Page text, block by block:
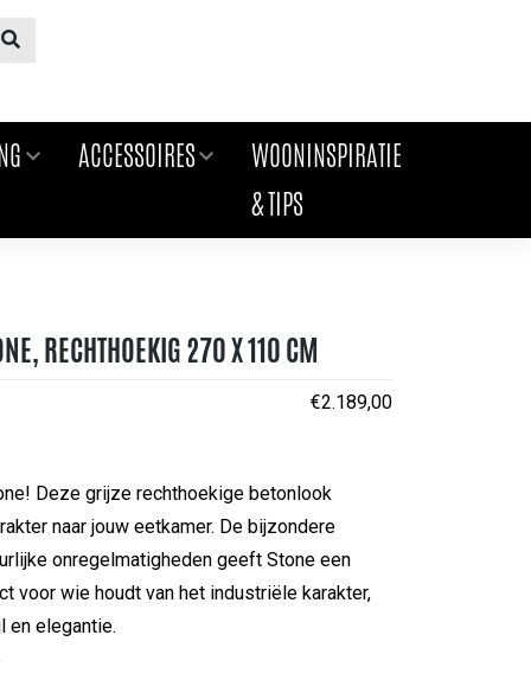
ACCESSOIRES
WOONINSPIRATIE
& TIPS
RECHTHOEKIG 270 X 110 CM
€2.189,00
Deze grijze rechthoekige betonlook
naar jouw eetkamer. De bijzondere
onregelmatigheden geeft Stone een
voor wie houdt van het industriële karakter,
en elegantie.